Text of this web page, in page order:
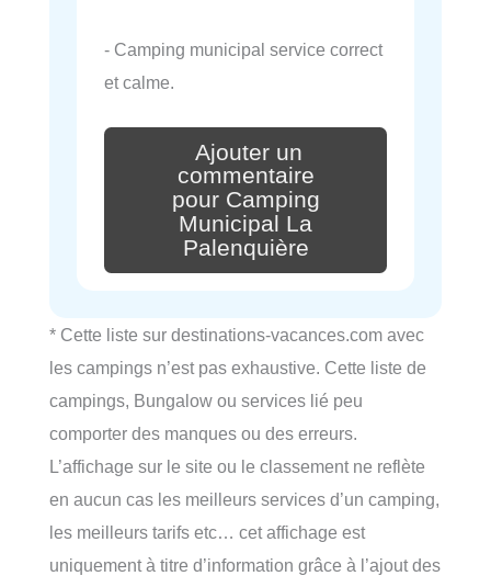
- Camping municipal service correct
et calme.
Ajouter un
commentaire
pour Camping
Municipal La
Palenquière
* Cette liste sur destinations-vacances.com avec
les campings n’est pas exhaustive. Cette liste de
campings, Bungalow ou services lié peu
comporter des manques ou des erreurs.
L’affichage sur le site ou le classement ne reflète
en aucun cas les meilleurs services d’un camping,
les meilleurs tarifs etc… cet affichage est
uniquement à titre d’information grâce à l’ajout des